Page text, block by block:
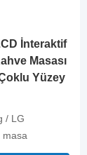
İnteraktif
Masası
Yüzey
/ LG
masa